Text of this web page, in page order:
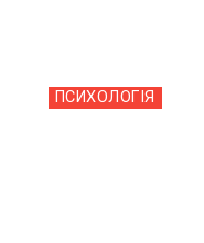
ПСИХОЛОГІЯ